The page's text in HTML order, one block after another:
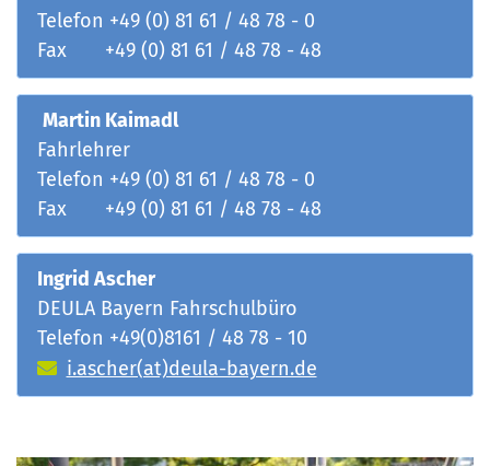
Telefon +49 (0) 81 61 / 48 78 - 0
Fax +49 (0) 81 61 / 48 78 - 48
Martin Kaimadl
Fahrlehrer
Telefon +49 (0) 81 61 / 48 78 - 0
Fax +49 (0) 81 61 / 48 78 - 48
Ingrid Ascher
DEULA Bayern Fahrschulbüro
Telefon +49(0)8161 / 48 78 - 10
i.ascher(at)deula-bayern.de